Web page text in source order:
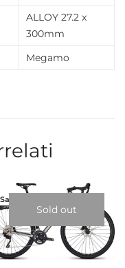
ALLOY 27.2 x
300mm
Megamo
Sale!
Sold out